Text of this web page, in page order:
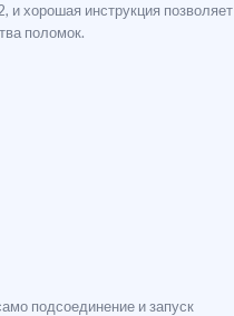
хорошая инструкция позволяет
поломок.
подсоединение и запуск